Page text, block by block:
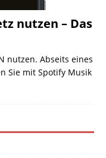
nutzen – Das
nutzen. Abseits eines
Sie mit Spotify Musik